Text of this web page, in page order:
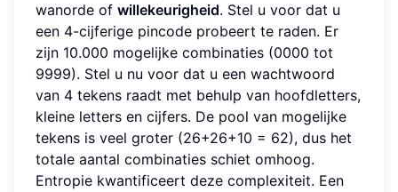
wanorde of willekeurigheid. Stel u voor dat u
een 4-cijferige pincode probeert te raden. Er
zijn 10.000 mogelijke combinaties (0000 tot
9999). Stel u nu voor dat u een wachtwoord
van 4 tekens raadt met behulp van hoofdletters,
kleine letters en cijfers. De pool van mogelijke
tekens is veel groter (26+26+10 = 62), dus het
totale aantal combinaties schiet omhoog.
Entropie kwantificeert deze complexiteit. Een